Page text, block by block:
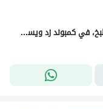
للإيجار شقة فندقية ،مفروشة بالتكييفات والمطبخ، في كمبوند زد ويست، الشيخ زايد. For Rent Hotel Apartment,With AC/S and Kitchen,Zad West, Sheikh Zayed.